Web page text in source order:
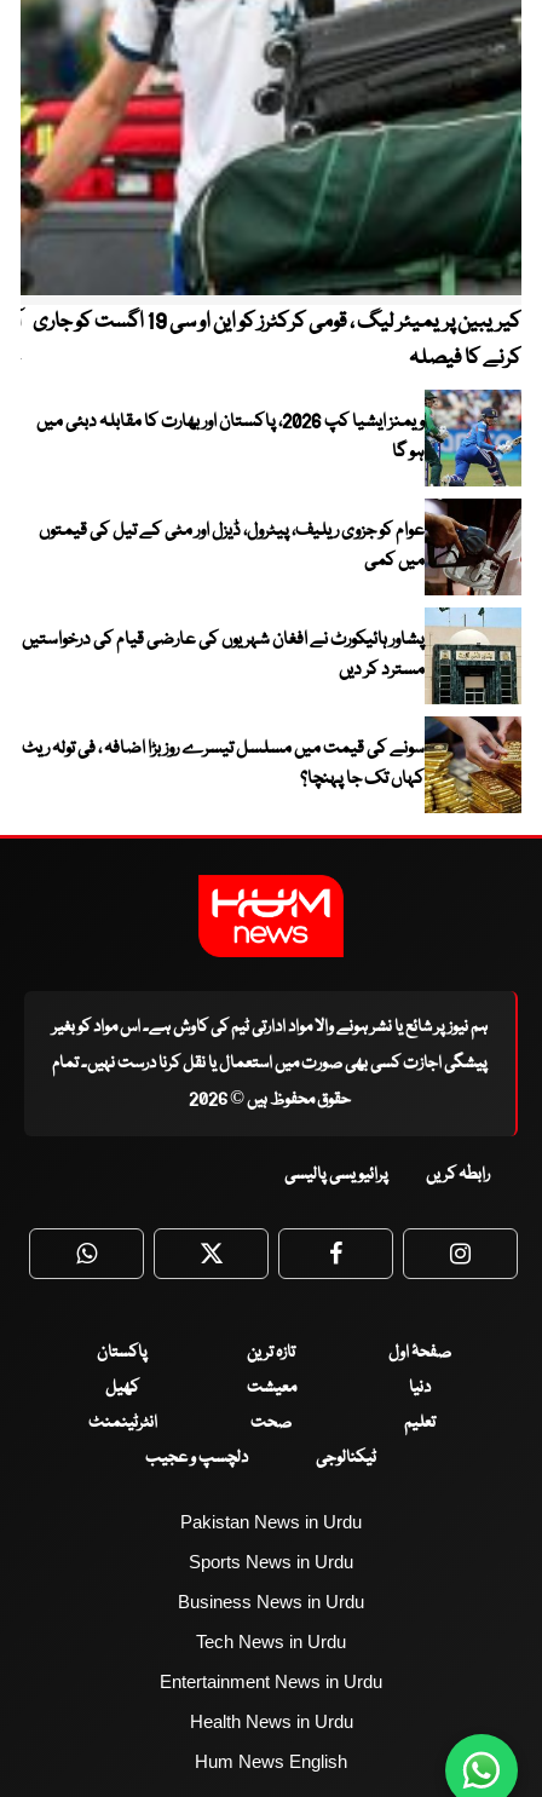
کیریبین پریمیئر لیگ ، قومی کرکٹرز کو این او سی 19 اگست کو جاری
کرنے کا فیصلہ
ویمنز ایشیا کپ 2026، پاکستان اور بھارت کا مقابلہ دبئی میں
ہو گا
عوام کو جزوی ریلیف، پیٹرول، ڈیزل اور مٹی کے تیل کی قیمتوں
میں کمی
پشاور ہائیکورٹ نے افغان شہریوں کی عارضی قیام کی درخواستیں
مسترد کر دیں
سونے کی قیمت میں مسلسل تیسرے روز بڑا اضافہ ، فی تولہ ریٹ
کہاں تک جا پہنچا؟
ہم نیوز پر شائع یا نشر ہونے والا مواد ادارتی ٹیم کی کاوش ہے۔ اس مواد کو بغیر
پیشگی اجازت کسی بھی صورت میں استعمال یا نقل کرنا درست نہیں۔ تمام
حقوق محفوظ ہیں © 2026
رابطہ کریں پرائیویسی پالیسی
WhatsApp Twitter Facebook
صفحۂ اول تازہ ترین
پاکستان
دنیا
معیشت
کھیل
تعلیم
صحت
انٹرٹینمنٹ
ٹیکنالوجی
دلچسپ و عجیب
Pakistan News in Urdu
Sports News in Urdu
Business News in Urdu
Tech News in Urdu
Entertainment News in Urdu
Health News in Urdu
Hum News English